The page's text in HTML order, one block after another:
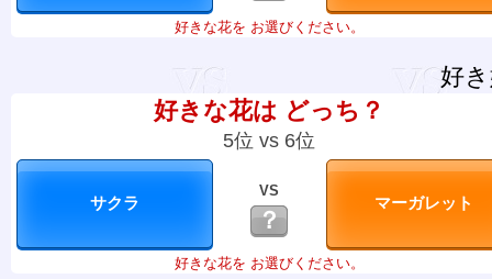
好きな花を お選びください。
好
好きな花は どっち？
5位 vs 6位
VS
？
好きな花を お選びください。